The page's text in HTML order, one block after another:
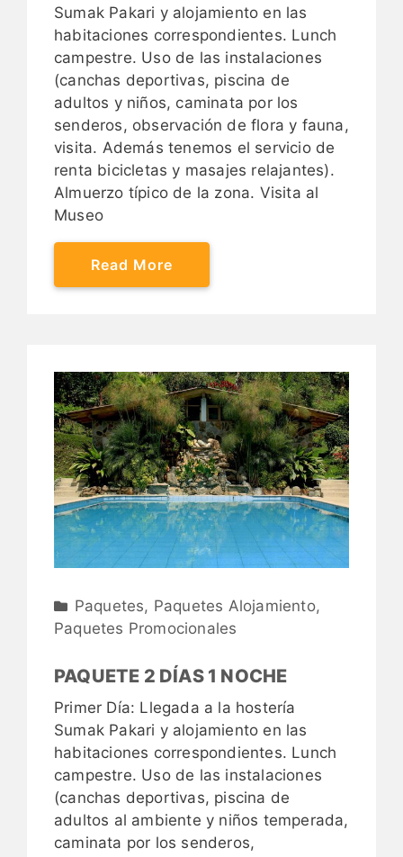
Sumak Pakari y alojamiento en las
habitaciones correspondientes. Lunch
campestre. Uso de las instalaciones
(canchas deportivas, piscina de
adultos y niños, caminata por los
senderos, observación de flora y fauna,
visita. Además tenemos el servicio de
renta bicicletas y masajes relajantes).
Almuerzo típico de la zona. Visita al
Museo
Read More
Paquetes, Paquetes Alojamiento,
Paquetes Promocionales
PAQUETE 2 DÍAS 1 NOCHE
Primer Día: Llegada a la hostería
Sumak Pakari y alojamiento en las
habitaciones correspondientes. Lunch
campestre. Uso de las instalaciones
(canchas deportivas, piscina de
adultos al ambiente y niños temperada,
caminata por los senderos,